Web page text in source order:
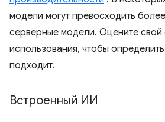
модели могут превосходить
серверные модели. Оцените свой
использования, чтобы
подходит.
Встроенный ИИ